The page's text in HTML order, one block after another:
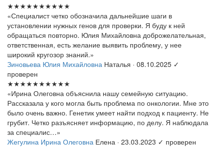
★★★★★★★★★★
«Специалист четко обозначила дальнейшие шаги в
установлении нужных генов для проверки. Я буду к ней
обращаться повторно. Юлия Михайловна доброжелательная,
ответственная, есть желание выявить проблему, у нее
широкий кругозор знаний.»
Зиновьева Юлия Михайловна Наталья · 08.10.2025 ✓
проверен
★★★★★★★★★★
«Ирина Олеговна объяснила нашу семейную ситуацию.
Рассказала у кого могла быть проблема по онкологии. Мне это
было очень важно. Генетик умеет найти подход к пациенту. Не
грубит. Четко разъясняет информацию, по делу. Я наблюдала
за специалис…»
Жегулина Ирина Олеговна Елена · 23.03.2023 ✓ проверен